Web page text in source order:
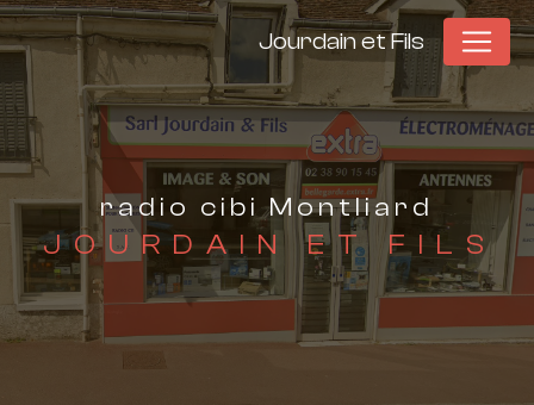
Jourdain et Fils
radio cibi Montliard
JOURDAIN ET FILS
Panneau de gestion des cookies